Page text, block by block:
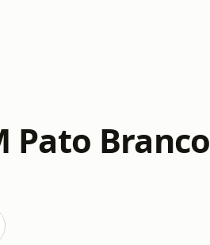
Pato Branco